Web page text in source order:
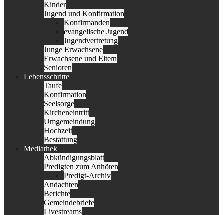
Kinder
Jugend und Konfirmation
Konfirmanden
evangelische Jugend
Jugendvertretung
Junge Erwachsene
Erwachsene und Eltern
Senioren
Lebensschritte
Taufe
Konfirmation
Seelsorge
Kircheneintritt
Umgemeindung
Hochzeit
Bestattung
Mediathek
Abkündigungsblatt
Predigten zum Anhören
Predigt-Archiv
Andachten
Berichte
Gemeindebriefe
Livestreams